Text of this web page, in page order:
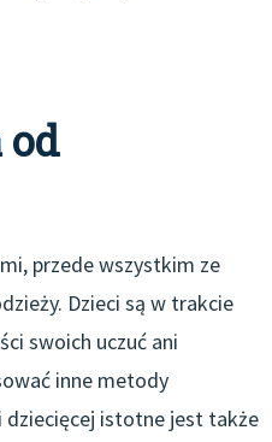
od
przede wszystkim ze
Dzieci są w trakcie
swoich uczuć ani
inne metody
dziecięcej istotne jest także